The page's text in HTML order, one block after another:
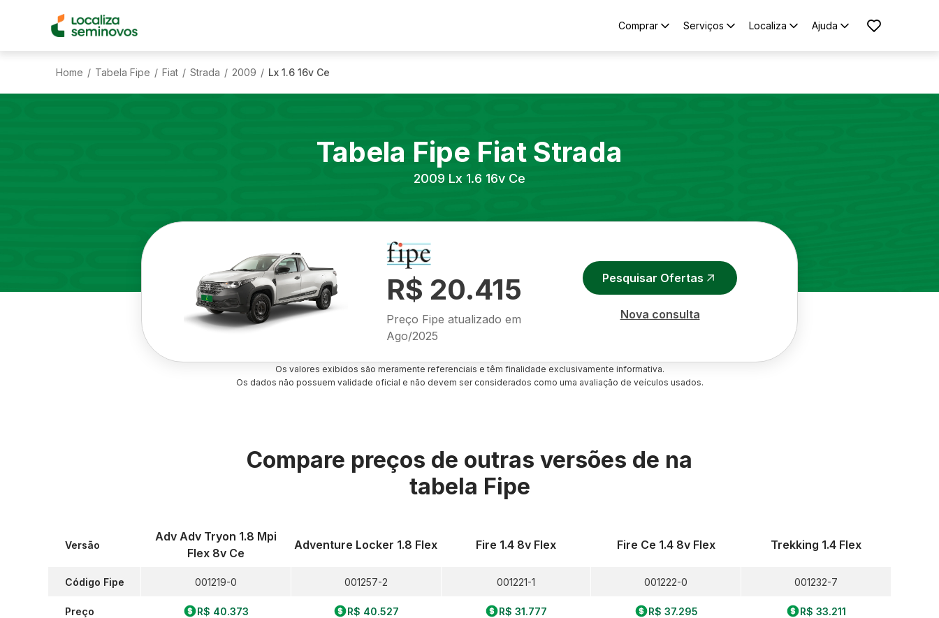
Comprar Serviços Localiza Ajuda
Home / Tabela Fipe / Fiat / Strada / 2009 / Lx 1.6 16v Ce
Tabela Fipe Fiat Strada
2009 Lx 1.6 16v Ce
R$ 20.415
Preço Fipe atualizado em
Ago/2025
Pesquisar Ofertas
Nova consulta
Os valores exibidos são meramente referenciais e têm finalidade exclusivamente informativa.
Os dados não possuem validade oficial e não devem ser considerados como uma avaliação de veículos usados.
Compare preços de outras versões de na
tabela Fipe
Versão
Código Fipe
Preço
Adv Adv Tryon 1.8 Mpi
Flex 8v Ce
001219-0
R$ 40.373
Adventure Locker 1.8 Flex
001257-2
R$ 40.527
Fire 1.4 8v Flex
001221-1
R$ 31.777
Fire Ce 1.4 8v Flex
001222-0
R$ 37.295
Trekking 1.4 Flex
001232-7
R$ 33.211